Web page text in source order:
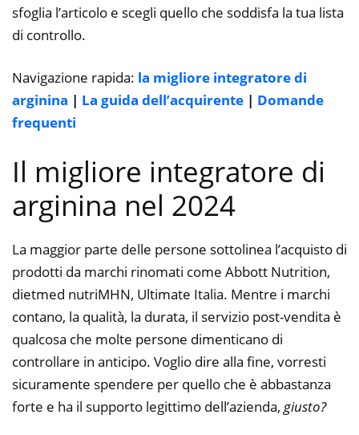
sfoglia l’articolo e scegli quello che soddisfa la tua lista
di controllo.
Navigazione rapida: la migliore integratore di
arginina | La guida dell’acquirente | Domande
frequenti
Il migliore integratore di
arginina nel 2024
La maggior parte delle persone sottolinea l’acquisto di
prodotti da marchi rinomati come Abbott Nutrition,
dietmed nutriMHN, Ultimate Italia. Mentre i marchi
contano, la qualità, la durata, il servizio post-vendita è
qualcosa che molte persone dimenticano di
controllare in anticipo. Voglio dire alla fine, vorresti
sicuramente spendere per quello che è abbastanza
forte e ha il supporto legittimo dell’azienda, giusto?